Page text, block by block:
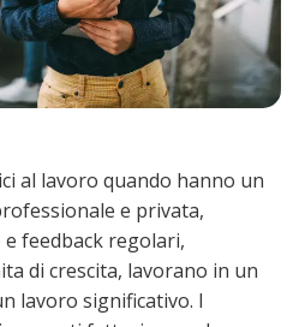
al lavoro quando hanno un
e privata,
feedback regolari,
di crescita, lavorano in un
lavoro significativo. I